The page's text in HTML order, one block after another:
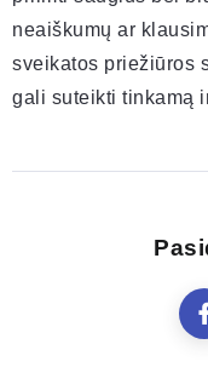
neaiškumų ar
sveikatos priežiūros
gali suteikti tinkamą